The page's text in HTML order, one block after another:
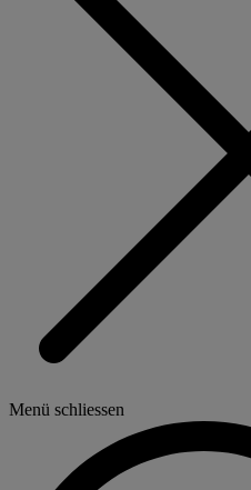
Menü schliessen